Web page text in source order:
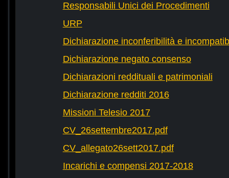
Responsabili Unici dei Procedimenti
URP
Dichiarazione inconferibilità e
Dichiarazione negato consenso
Dichiarazioni reddituali e patrimoniali
Dichiarazione redditi 2016
Missioni Telesio 2017
CV_26settembre2017.pdf
CV_allegato26sett2017.pdf
Incarichi e compensi 2017-2018